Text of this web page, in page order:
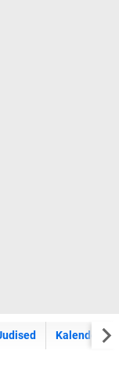
Kalender